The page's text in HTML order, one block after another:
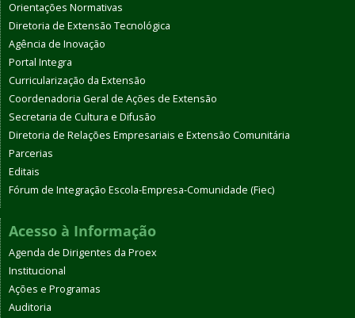
Orientações Normativas
Diretoria de Extensão Tecnológica
Agência de Inovação
Portal Integra
Curricularização da Extensão
Coordenadoria Geral de Ações de Extensão
Secretaria de Cultura e Difusão
Diretoria de Relações Empresariais e Extensão Comunitária
Parcerias
Editais
Fórum de Integração Escola-Empresa-Comunidade (Fiec)
Acesso à Informação
Agenda de Dirigentes da Proex
Institucional
Ações e Programas
Auditoria